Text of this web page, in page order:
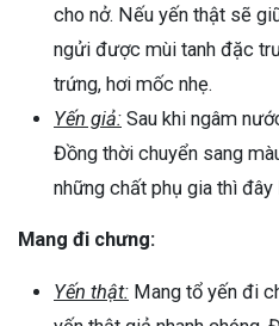
cho nở. Nếu yến thật sẽ
ngửi được mùi tanh đặc
trứng, hơi mốc nhẹ.
Yến giả: Sau khi ngâm
Đồng thời chuyển sang
những chất phụ gia thì
Mang đi chưng:
Yến thật: Mang tổ yến đi